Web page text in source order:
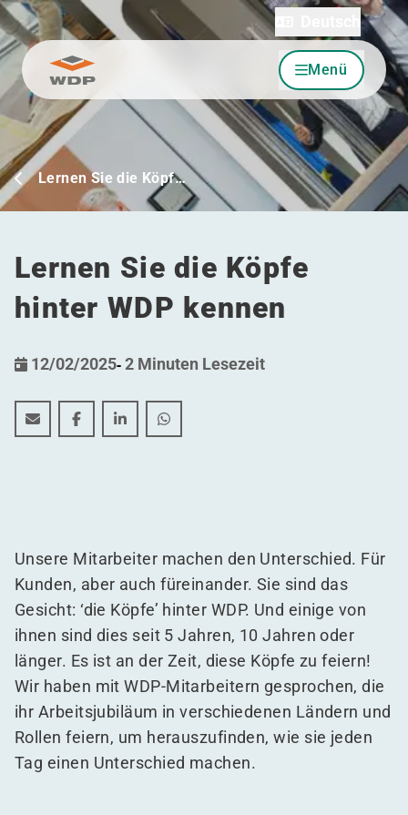
Zum Inhalt wechseln Menü
Lernen Sie die Köpf…
Lernen Sie die Köpfe
hinter WDP kennen
12/02/2025-2 Minuten Lesezeit
Lernen Sie die Köpfe hinter WDP kennen
Lernen Sie die Köpfe hinter WDP kennen
Lernen Sie die Köpfe hinter WDP kennen
Lernen Sie die Köpfe hinter WDP
Unsere Mitarbeiter machen den Unterschied. Für
Kunden, aber auch füreinander. Sie sind das
Gesicht:‘die Köpfe’ hinter WDP. Und einige von
ihnen sind dies seit 5 Jahren, 10 Jahren oder
länger. Es ist an der Zeit, diese Köpfe zu feiern!
Wir haben mit WDP-Mitarbeitern gesprochen, die
ihr Arbeitsjubiläum in verschiedenen Ländern und
Rollen feiern, um herauszufinden, wie sie jeden
Tag einen Unterschied machen.